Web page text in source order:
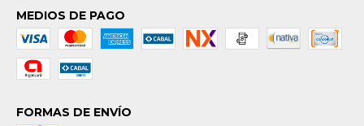
MEDIOS DE PAGO
FORMAS DE ENVÍO